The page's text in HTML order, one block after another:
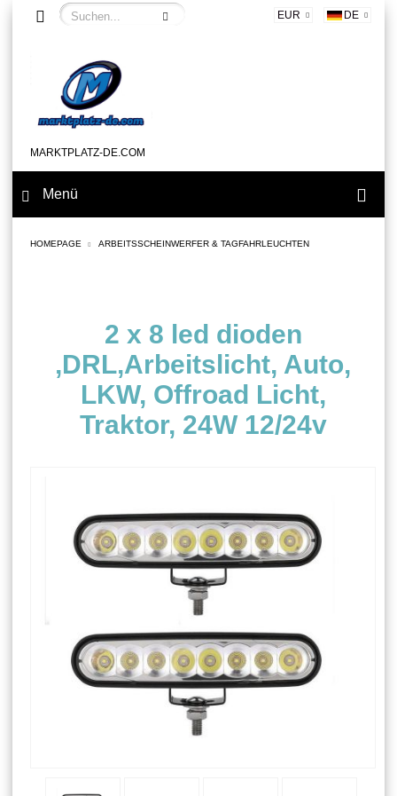
EUR DE
MARKTPLATZ-DE.COM
Menü
HOMEPAGE ARBEITSSCHEINWERFER & TAGFAHRLEUCHTEN
2 x 8 led dioden
,DRL,Arbeitslicht, Auto,
LKW, Offroad Licht,
Traktor, 24W 12/24v